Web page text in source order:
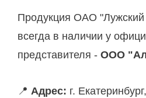
Продукция ОАО "Лужский
всегда в наличии у
представителя - ООО
📍 Адрес: г.